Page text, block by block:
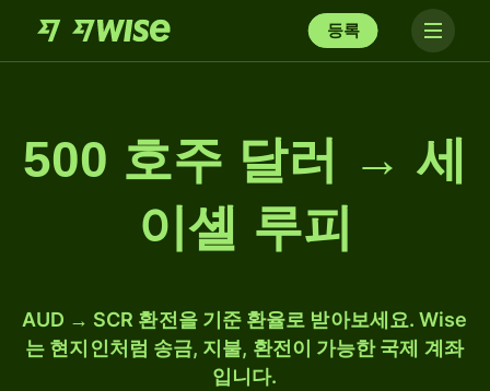
등록
500 호주 달러 → 세
이셸 루피
AUD → SCR 환전을 기준 환율로 받아보세요. Wise
는 현지인처럼 송금, 지불, 환전이 가능한 국제 계좌
입니다.